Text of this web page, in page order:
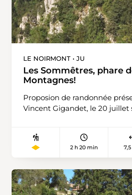
LE NOIRMONT • JU
Les Sommêtres, phare
Montagnes!
Proposion de randonnée
Vincent Gigandet, le 20 juillet
2 h 20 min